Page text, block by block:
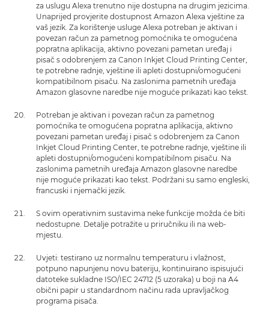
za uslugu Alexa trenutno nije dostupna na drugim jezicima.
Unaprijed provjerite dostupnost Amazon Alexa vještine za
vaš jezik. Za korištenje usluge Alexa potreban je aktivan i
povezan račun za pametnog pomoćnika te omogućena
popratna aplikacija, aktivno povezani pametan uređaj i
pisač s odobrenjem za Canon Inkjet Cloud Printing Center,
te potrebne radnje, vještine ili apleti dostupni/omogućeni
kompatibilnom pisaču. Na zaslonima pametnih uređaja
Amazon glasovne naredbe nije moguće prikazati kao tekst.
Potreban je aktivan i povezan račun za pametnog
pomoćnika te omogućena popratna aplikacija, aktivno
povezani pametan uređaj i pisač s odobrenjem za Canon
Inkjet Cloud Printing Center, te potrebne radnje, vještine ili
apleti dostupni/omogućeni kompatibilnom pisaču. Na
zaslonima pametnih uređaja Amazon glasovne naredbe
nije moguće prikazati kao tekst. Podržani su samo engleski,
francuski i njemački jezik.
S ovim operativnim sustavima neke funkcije možda će biti
nedostupne. Detalje potražite u priručniku ili na web-
mjestu.
Uvjeti: testirano uz normalnu temperaturu i vlažnost,
potpuno napunjenu novu bateriju, kontinuirano ispisujući
datoteke sukladne ISO/IEC 24712 (5 uzoraka) u boji na A4
obični papir u standardnom načinu rada upravljačkog
programa pisača.